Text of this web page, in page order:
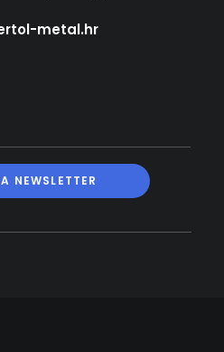
metal.hr